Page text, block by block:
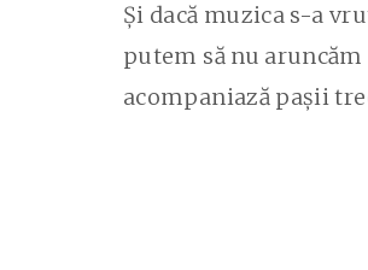
Și dacă muzica s-a
putem să nu
acompaniază pașii